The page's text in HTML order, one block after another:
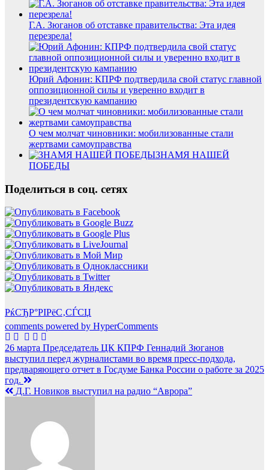
Г.А. Зюганов об отставке правительства: Эта идея
перезрела!
Юрий Афонин: КПРФ подтвердила свой статус главной
оппозиционной силы и уверенно входит в
президентскую кампанию
О чем молчат чиновники: мобилизованные стали
жертвами самоуправства
ЗНАМЯ НАШЕЙ
ПОБЕДЫ
Поделиться в соц. сетях
РќСЂР°РІРёС‚СЃСЏ
comments powered by HyperComments
Навигация
по
записям
26 марта Председатель ЦК КПРФ Геннадий Зюганов
выступил перед журналистами во время пресс-подхода,
предваряющего отчет в Госдуме Банка России о работе за 2025
год.
Д.Г. Новиков выступил на радио “Аврора”